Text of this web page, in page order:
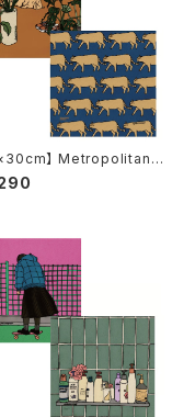
】 Metropolitan
トロポリタンク
ル MCB340 / the cat